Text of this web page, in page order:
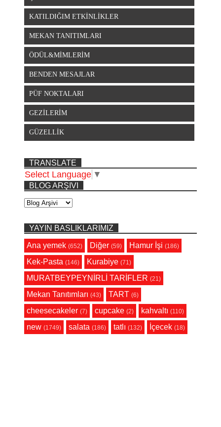
KATILDIĞIM ETKİNLİKLER
MEKAN TANITIMLARI
ÖDÜL&MİMLERİM
BENDEN MESAJLAR
PÜF NOKTALARI
GEZİLERİM
GÜZELLİK
TRANSLATE
Select Language ▼
BLOG ARŞIVI
YAYIN BASLIKLARIMIZ
Ana yemek (652) Diğer (59) Hamur İşi (186)
Kek-Pasta (146) Kurabiye (71)
MURATBEYPEYNİRLİ TARİFLER (21)
Mekan Tanıtımları (43) TART (6)
cheesecakeler (7) cupcake (2) kahvaltı (110)
new (1749) salata (186) tatlı (132) İçecek (18)